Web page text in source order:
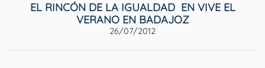
EL RINCÓN DE LA IGUALDAD EN VIVE EL
VERANO EN BADAJOZ
26/07/2012